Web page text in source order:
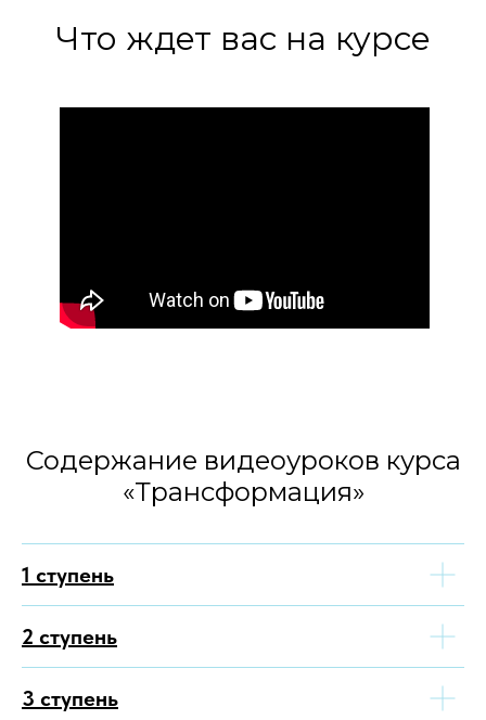
Что ждет вас на курсе
Содержание видеоуроков курса
«Трансформация»
1 ступень
2 ступень
3 ступень